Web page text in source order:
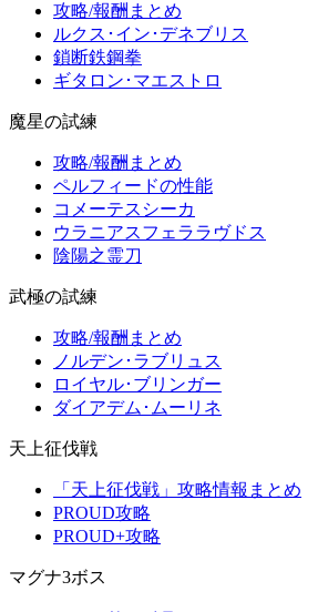
攻略/報酬まとめ
ルクス･イン･デネブリス
鎖断鉄鋼拳
ギタロン･マエストロ
魔星の試練
攻略/報酬まとめ
ペルフィードの性能
コメーテスシーカ
ウラニアスフェララヴドス
陰陽之霊刀
武極の試練
攻略/報酬まとめ
ノルデン･ラブリュス
ロイヤル･ブリンガー
ダイアデム･ムーリネ
天上征伐戦
「天上征伐戦」攻略情報まとめ
PROUD攻略
PROUD+攻略
マグナ3ボス